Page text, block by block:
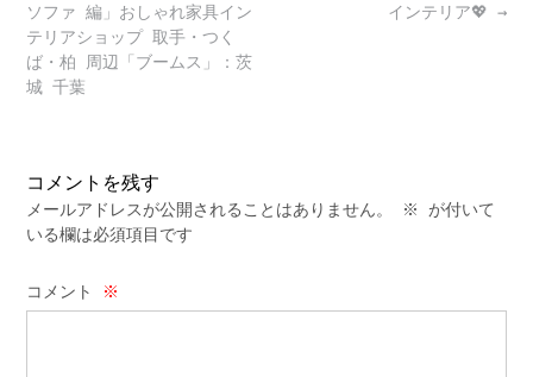
navigation
インテリア💖 →
ソファ 編」おしゃれ家具イン
テリアショップ 取手・つく
ば・柏 周辺「ブームス」：茨
城 千葉
コメントを残す
メールアドレスが公開されることはありません。 ※
が付いて
いる欄は必須項目です
コメント ※